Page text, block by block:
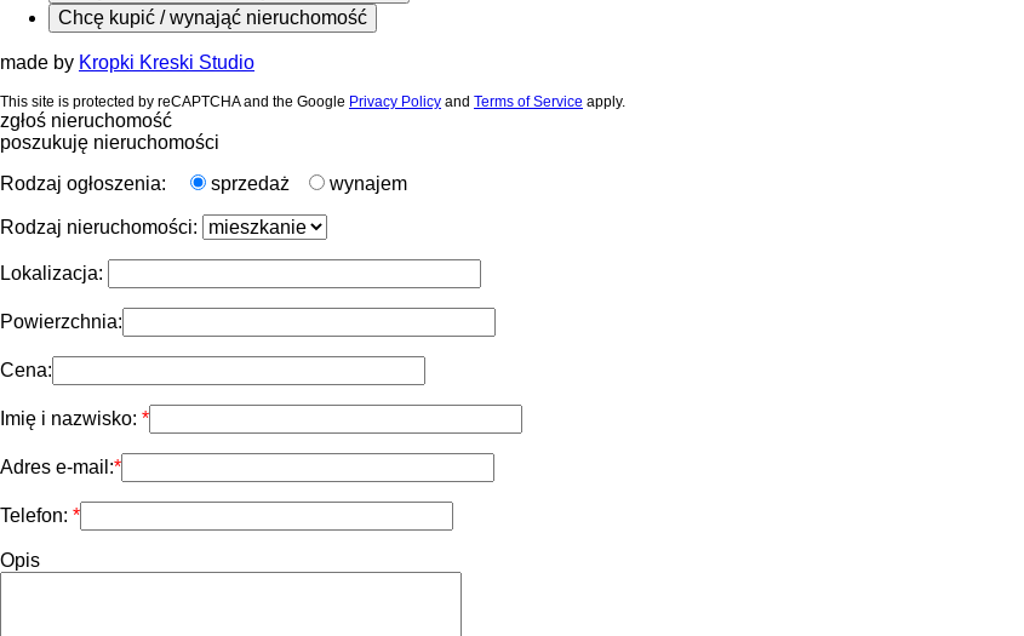
Chcę kupić / wynająć nieruchomość
made by Kropki Kreski Studio
This site is protected by reCAPTCHA and the Google Privacy Policy and Terms of Service apply.
zgłoś nieruchomość
poszukuję nieruchomości
Rodzaj ogłoszenia:
sprzedaż wynajem
Rodzaj nieruchomości:
Lokalizacja:
Powierzchnia:
Cena:
Imię i nazwisko:
Adres e-mail:
Telefon:
Opis